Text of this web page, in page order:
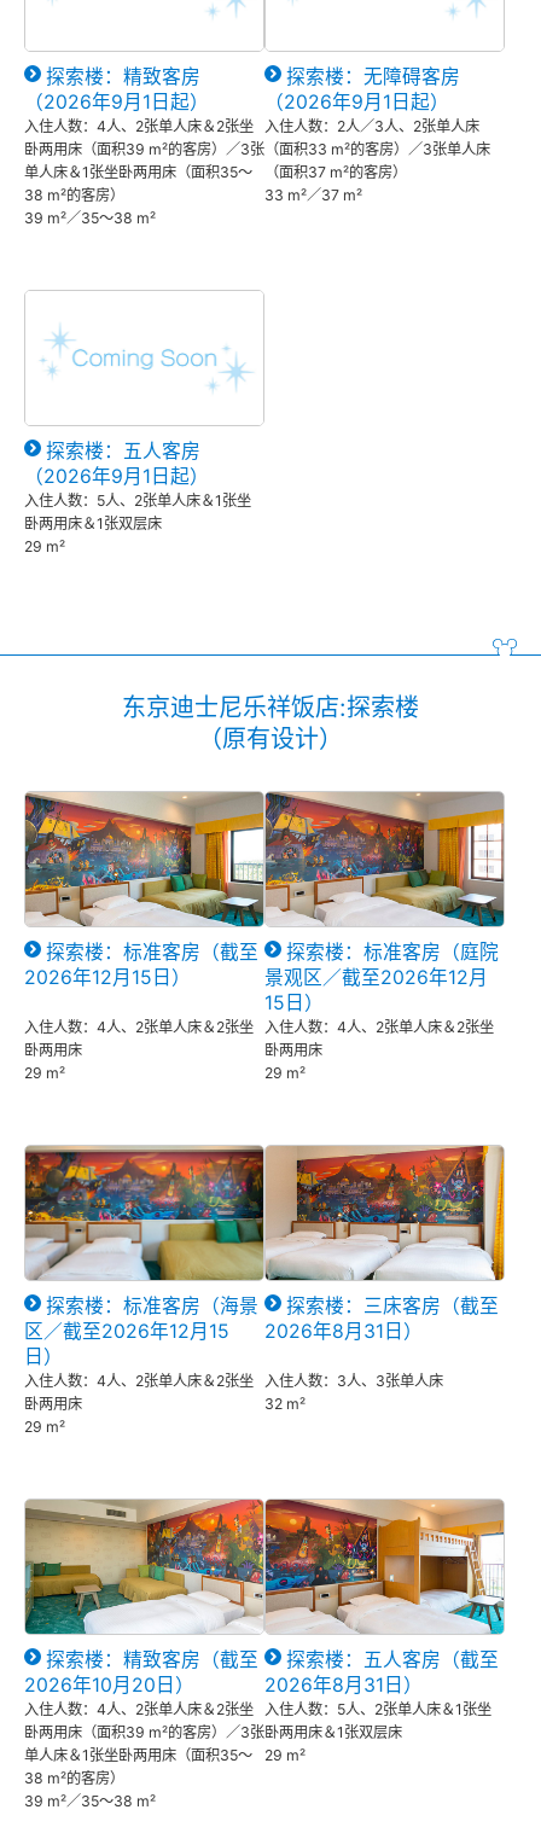
探索楼：精致客房
（2026年9月1日起）
入住人数：4人、2张单人床＆2张坐
卧两用床（面积39 m²的客房）／3张
单人床＆1张坐卧两用床（面积35～
38 m²的客房）
39 m²／35～38 m²
探索楼：无障碍客房
（2026年9月1日起）
入住人数：2人／3人、2张单人床
（面积33 m²的客房）／3张单人床
（面积37 m²的客房）
33 m²／37 m²
探索楼：五人客房
（2026年9月1日起）
入住人数：5人、2张单人床＆1张坐
卧两用床＆1张双层床
29 m²
东京迪士尼乐祥饭店:探索楼
（原有设计）
探索楼：标准客房（截至
2026年12月15日）
入住人数：4人、2张单人床＆2张坐
卧两用床
29 m²
探索楼：标准客房（庭院
景观区／截至2026年12月
15日）
入住人数：4人、2张单人床＆2张坐
卧两用床
29 m²
探索楼：标准客房（海景
区／截至2026年12月15
日）
入住人数：4人、2张单人床＆2张坐
卧两用床
29 m²
探索楼：三床客房（截至
2026年8月31日）
入住人数：3人、3张单人床
32 m²
探索楼：精致客房（截至
2026年10月20日）
入住人数：4人、2张单人床＆2张坐
卧两用床（面积39 m²的客房）／3张
单人床＆1张坐卧两用床（面积35～
38 m²的客房）
39 m²／35～38 m²
探索楼：五人客房（截至
2026年8月31日）
入住人数：5人、2张单人床＆1张坐
卧两用床＆1张双层床
29 m²